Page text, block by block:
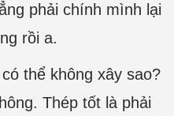
phải chính mình lại
rồi a.
thể không xây sao?
Thép tốt là phải